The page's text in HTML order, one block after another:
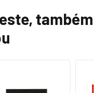
também